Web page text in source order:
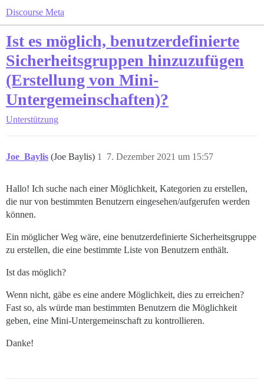
Discourse Meta
Ist es möglich, benutzerdefinierte
Sicherheitsgruppen hinzuzufügen
(Erstellung von Mini-
Untergemeinschaften)?
Unterstützung
Joe_Baylis (Joe Baylis) 7. Dezember 2021 um 15:57
1
Hallo! Ich suche nach einer Möglichkeit, Kategorien zu erstellen,
die nur von bestimmten Benutzern eingesehen/aufgerufen werden
können.
Ein möglicher Weg wäre, eine benutzerdefinierte Sicherheitsgruppe
zu erstellen, die eine bestimmte Liste von Benutzern enthält.
Ist das möglich?
Wenn nicht, gäbe es eine andere Möglichkeit, dies zu erreichen?
Fast so, als würde man bestimmten Benutzern die Möglichkeit
geben, eine Mini-Untergemeinschaft zu kontrollieren.
Danke!